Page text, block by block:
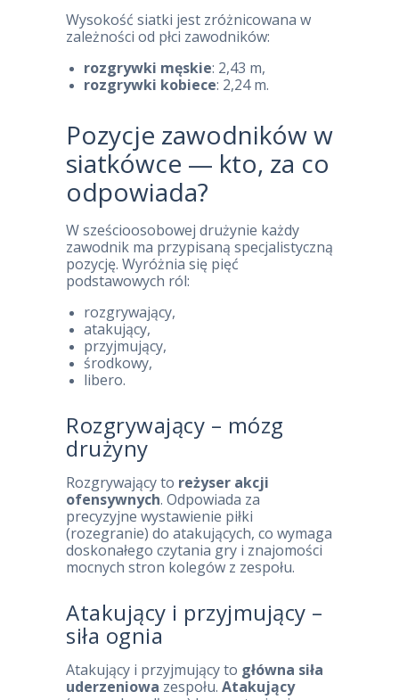
Wysokość siatki jest zróżnicowana w
zależności od płci zawodników:
rozgrywki męskie: 2,43 m,
rozgrywki kobiece: 2,24 m.
Pozycje zawodników w
siatkówce — kto, za co
odpowiada?
W sześcioosobowej drużynie każdy
zawodnik ma przypisaną specjalistyczną
pozycję. Wyróżnia się pięć
podstawowych ról:
rozgrywający,
atakujący,
przyjmujący,
środkowy,
libero.
Rozgrywający – mózg
drużyny
Rozgrywający to reżyser akcji
ofensywnych. Odpowiada za
precyzyjne wystawienie piłki
(rozegranie) do atakujących, co wymaga
doskonałego czytania gry i znajomości
mocnych stron kolegów z zespołu.
Atakujący i przyjmujący –
siła ognia
Atakujący i przyjmujący to główna siła
uderzeniowa zespołu. Atakujący